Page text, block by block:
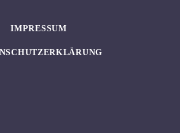
IMPRESSUM